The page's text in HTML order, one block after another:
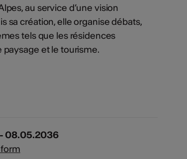
au service d’une vision
sa création, elle organise débats,
tels que les résidences
paysage et le tourisme.
08.05.2036